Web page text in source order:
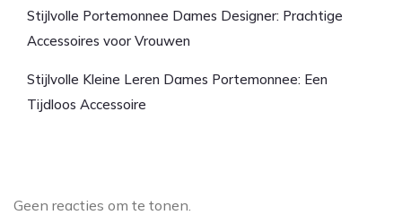
Stijlvolle Portemonnee Dames Designer: Prachtige
Accessoires voor Vrouwen
Stijlvolle Kleine Leren Dames Portemonnee: Een
Tijdloos Accessoire
Geen reacties om te tonen.